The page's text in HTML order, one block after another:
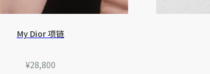
My Dior 项链
¥28,800